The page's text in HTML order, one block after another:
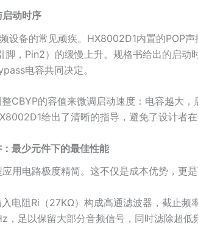
动时序
设备的常见顽疾。HX8002D1内置的POP
脚，Pin2）的缓慢上升。规格书给出的启
电容共同决定。
CBYP的容值来微调启动速度：电容越大，
给出了清晰的指导，避免了设计者在
最少元件下的最佳性能
用电路极度精简。这不仅是成本优势，更
电阻Ri（27KΩ）构成高通滤波器，截止
，足以保留大部分音频信号，同时滤除超低